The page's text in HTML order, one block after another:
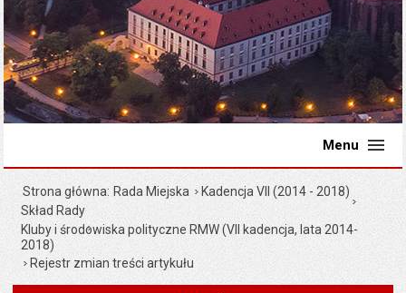
Menu
Strona główna Rada Miejska
Kadencja VII (2014 - 2018)
Skład Rady
Kluby i środowiska polityczne RMW (VII kadencja, lata 2014-
2018)
Rejestr zmian treści artykułu